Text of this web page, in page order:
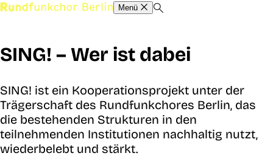
Menü
SING! – Wer ist dabei
SING! ist ein Kooperationsprojekt unter der
Trägerschaft des Rundfunkchores Berlin, das
die bestehenden Strukturen in den
teilnehmenden Institutionen nachhaltig nutzt,
wiederbelebt und stärkt.